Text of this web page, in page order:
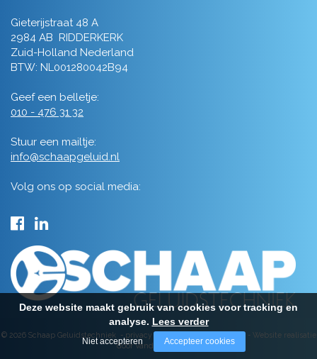
Gieterijstraat 48 A
2984 AB RIDDERKERK
Zuid-Holland Nederland
BTW: NL001280042B94
Geef een belletje:
010 - 476 31 32
Stuur een mailtje:
info@schaapgeluid.nl
Volg ons op social media:
© 2026 Schaap Geluidstechniek - privacy - algemene voorwaarden- Website realisatie
door Vanderperk Groep
Deze website maakt gebruik van cookies voor tracking en
analyse. Lees verder
Niet accepteren Accepteer cookies